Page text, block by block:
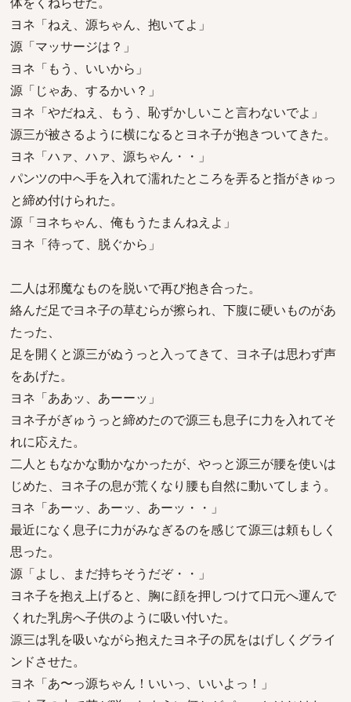
ヨネ「ねえ、源ちゃん、抱いてよ」
源「マッサージは？」
ヨネ「もう、いいから」
源「じゃあ、するかい？」
ヨネ「やだねえ、もう、恥ずかしいこと言わないでよ」
源三が被さるように横になるとヨネ子が抱きついてきた。
ヨネ「ハァ、ハァ、源ちゃん・・」
パンツの中へ手を入れて濡れたところを弄ると指がきゅっ
と締め付けられた。
源「ヨネちゃん、俺もうたまんねえよ」
ヨネ「待って、脱ぐから」
二人は邪魔なものを脱いで再び抱き合った。
絡んだ足でヨネ子の草むらが擦られ、下腹に硬いものがあ
たった、
足を開くと源三がぬうっと入ってきて、ヨネ子は思わず声
をあげた。
ヨネ「ああッ、あーーッ」
ヨネ子がぎゅうっと締めたので源三も息子に力を入れてそ
れに応えた。
二人ともなかな動かなかったが、やっと源三が腰を使いは
じめた、ヨネ子の息が荒くなり腰も自然に動いてしまう。
ヨネ「あーッ、あーッ、あーッ・・」
最近になく息子に力がみなぎるのを感じて源三は頼もしく
思った。
源「よし、まだ持ちそうだぞ・・」
ヨネ子を抱え上げると、胸に顔を押しつけて口元へ運んで
くれた乳房へ子供のように吸い付いた。
源三は乳を吸いながら抱えたヨネ子の尻をはげしくグライ
ンドさせた。
ヨネ「あ〜っ源ちゃん！いいっ、いいよっ！」